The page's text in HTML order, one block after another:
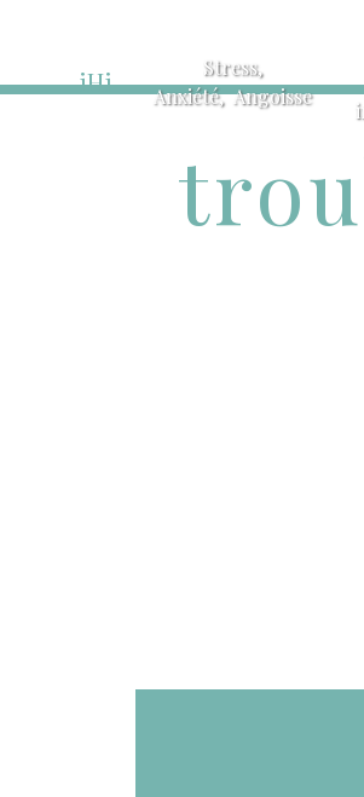
iHi
Stress,
Anxiété, Angoisse